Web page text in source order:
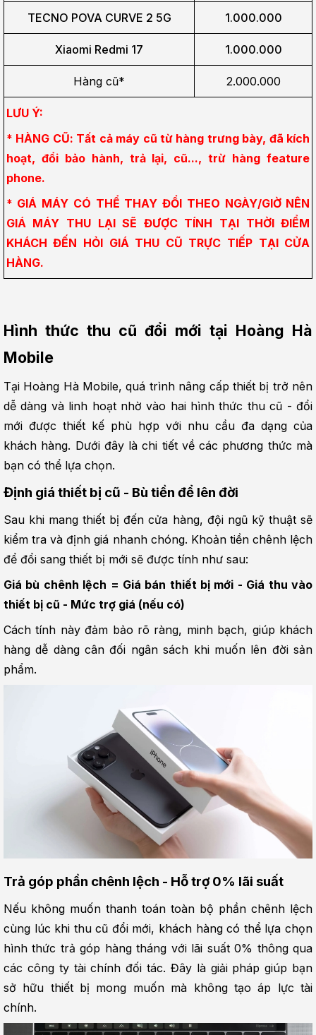
TECNO POVA CURVE 2 5G 1.000.000
Xiaomi Redmi 17 1.000.000
Hàng cũ* 2.000.000
LƯU Ý:
* HÀNG CŨ: Tất cả máy cũ từ hàng trưng bày, đã kích
hoạt, đổi bảo hành, trả lại, cũ..., trừ hàng feature
phone.
* GIÁ MÁY CÓ THỂ THAY ĐỔI THEO NGÀY/GIỜ NÊN
GIÁ MÁY THU LẠI SẼ ĐƯỢC TÍNH TẠI THỜI ĐIỂM
KHÁCH ĐẾN HỎI GIÁ THU CŨ TRỰC TIẾP TẠI CỬA
HÀNG.
Hình thức thu cũ đổi mới tại Hoàng Hà
Mobile
Tại Hoàng Hà Mobile, quá trình nâng cấp thiết bị trở nên
dễ dàng và linh hoạt nhờ vào hai hình thức thu cũ - đổi
mới được thiết kế phù hợp với nhu cầu đa dạng của
khách hàng. Dưới đây là chi tiết về các phương thức mà
bạn có thể lựa chọn.
Định giá thiết bị cũ - Bù tiền để lên đời
Sau khi mang thiết bị đến cửa hàng, đội ngũ kỹ thuật sẽ
kiểm tra và định giá nhanh chóng. Khoản tiền chênh lệch
để đổi sang thiết bị mới sẽ được tính như sau:
Giá bù chênh lệch = Giá bán thiết bị mới - Giá thu vào
thiết bị cũ - Mức trợ giá (nếu có)
Cách tính này đảm bảo rõ ràng, minh bạch, giúp khách
hàng dễ dàng cân đối ngân sách khi muốn lên đời sản
phẩm.
Trả góp phần chênh lệch - Hỗ trợ 0% lãi suất
Nếu không muốn thanh toán toàn bộ phần chênh lệch
cùng lúc khi thu cũ đổi mới, khách hàng có thể lựa chọn
hình thức trả góp hàng tháng với lãi suất 0% thông qua
các công ty tài chính đối tác. Đây là giải pháp giúp bạn
sở hữu thiết bị mong muốn mà không tạo áp lực tài
chính.